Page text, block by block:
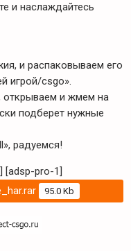
и наслаждайтесь
и распаковываем его
игрой/csgo».
открываем и жмем на
подберет нужные
радуемся!
[adsp-pro-1]
95.0 Kb